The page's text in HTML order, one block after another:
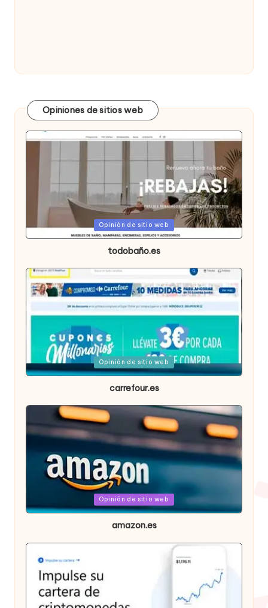
Opiniones de sitios web
Publicada
en
Opinión de sitio web
todobaño.es
Publicada
en
Opinión de sitio web
carrefour.es
en
Opinión de sitio web
amazon.es